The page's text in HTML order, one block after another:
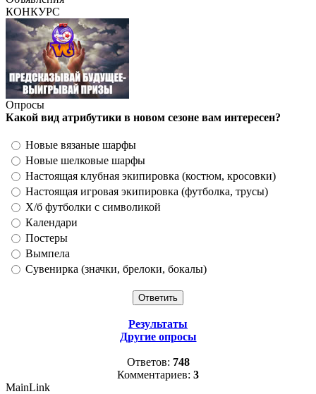
КОНКУРС
Опросы
Какой вид атрибутики в новом сезоне вам интересен?
Новые вязаные шарфы
Новые шелковые шарфы
Настоящая клубная экипировка (костюм, кросовки)
Настоящая игровая экипировка (футболка, трусы)
Х/б футболки с символикой
Календари
Постеры
Вымпела
Сувенирка (значки, брелоки, бокалы)
Результаты
Другие опросы
Ответов: 748
Комментариев: 3
MainLink